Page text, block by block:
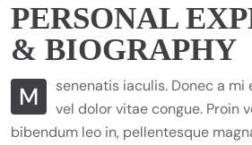
PERSONAL
& BIOGRAPHY
M
senenatis iaculis. Donec a mi
vel dolor vitae congue. Proin
bibendum leo in, pellentesque